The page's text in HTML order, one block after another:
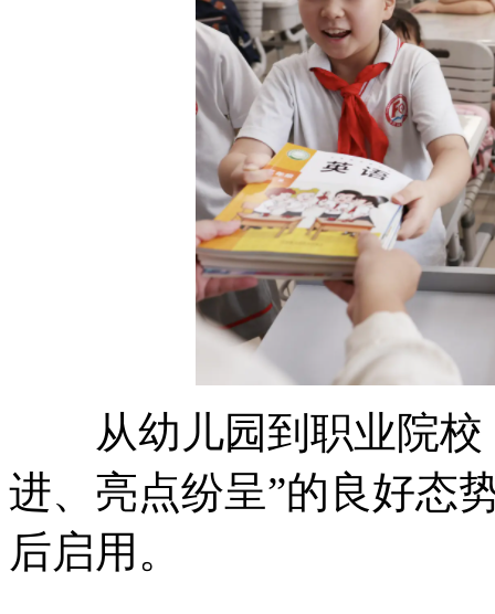
从幼儿园到职业院校
进、亮点纷呈”的良好态
后启用。